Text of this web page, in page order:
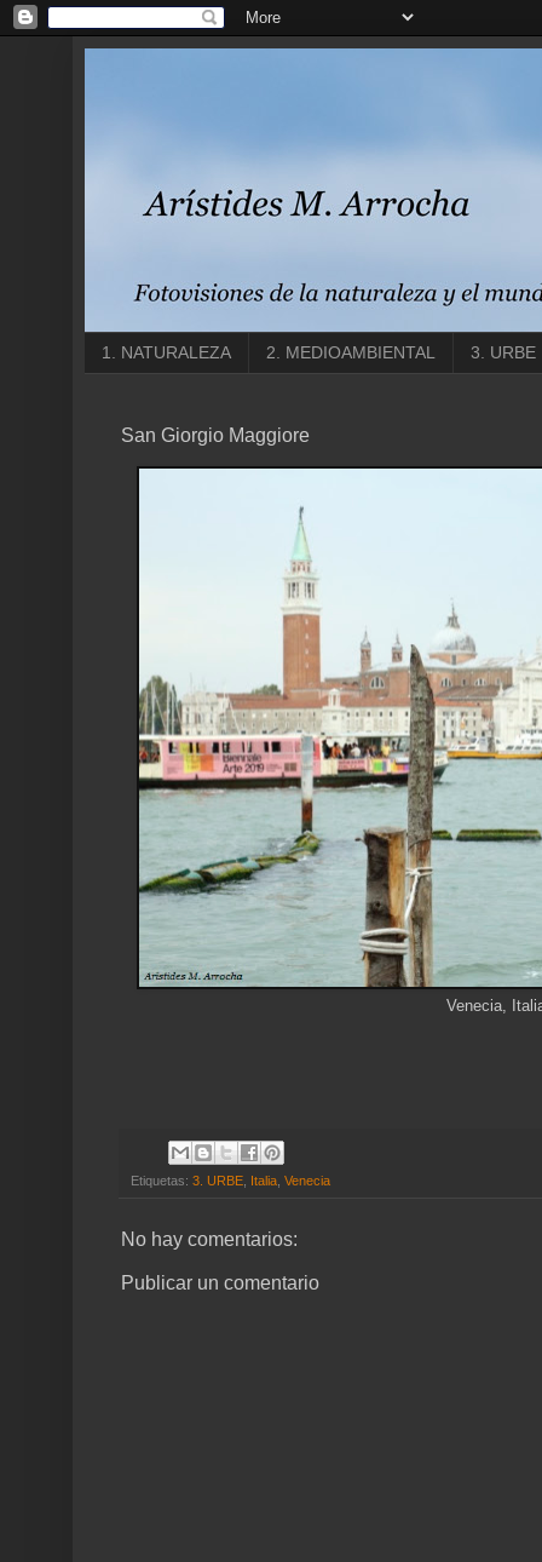
1. NATURALEZA 2. MEDIOAMBIENTAL 3. URBE
San Giorgio Maggiore
Venecia,
Etiquetas: 3. URBE Italia Venecia
No hay comentarios:
Publicar un comentario